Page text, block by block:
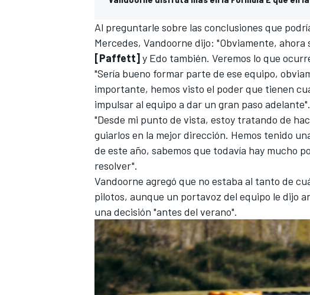
Al preguntarle sobre las conclusiones que
Mercedes, Vandoorne dijo: "Obviamente, ahora
[Paffett] y Edo también. Veremos lo que
"Sería bueno formar parte de ese equipo,
importante, hemos visto el poder que tienen
impulsar al equipo a dar un gran paso adelante".
"Desde mi punto de vista, estoy tratando de
guiarlos en la mejor dirección. Hemos tenido
de este año, sabemos que todavía hay mucho
resolver".
Vandoorne agregó que no estaba al tanto de
pilotos, aunque un portavoz del equipo le dijo
una decisión "antes del verano".